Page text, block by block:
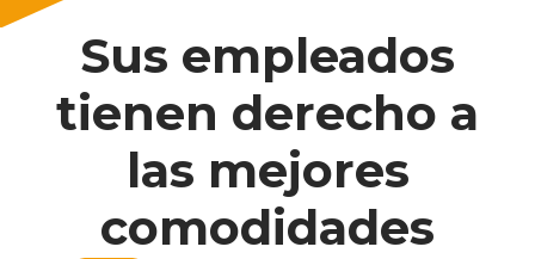
Sus empleados
tienen derecho a
las mejores
comodidades